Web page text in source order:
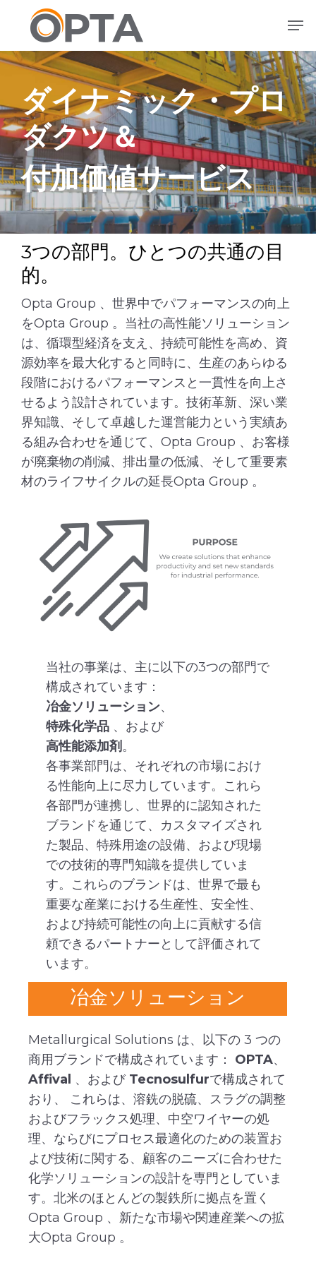
コ
ン
ツ
へ
ス
キ
ッ
プ
メニュー
ダイナミック・プロ
ダクツ＆
付加価値サービス
3つの部門。ひとつの共通の目
的。
Opta Group 、世界中でパフォーマンスの向上
をOpta Group 。当社の高性能ソリューション
は、循環型経済を支え、持続可能性を高め、資
源効率を最大化すると同時に、生産のあらゆる
段階におけるパフォーマンスと一貫性を向上さ
せるよう設計されています。技術革新、深い業
界知識、そして卓越した運営能力という実績あ
る組み合わせを通じて、Opta Group 、お客様
が廃棄物の削減、排出量の低減、そして重要素
材のライフサイクルの延長Opta Group 。
当社の事業は、主に以下の3つの部門で
構成されています：
冶金ソリューション、
特殊化学品 、および
高性能添加剤。
各事業部門は、それぞれの市場におけ
る性能向上に尽力しています。これら
各部門が連携し、世界的に認知された
ブランドを通じて、カスタマイズされ
た製品、特殊用途の設備、および現場
での技術的専門知識を提供していま
す。これらのブランドは、世界で最も
重要な産業における生産性、安全性、
および持続可能性の向上に貢献する信
頼できるパートナーとして評価されて
います。
冶金ソリューション
Metallurgical Solutions は、以下の 3 つの
商用ブランドで構成されています： OPTA、
Affival 、および Tecnosulfurで構成されて
おり、 これらは、溶銑の脱硫、スラグの調整
およびフラックス処理、中空ワイヤーの処
理、ならびにプロセス最適化のための装置お
よび技術に関する、顧客のニーズに合わせた
化学ソリューションの設計を専門としていま
す。北米のほとんどの製鉄所に拠点を置く
Opta Group 、新たな市場や関連産業への拡
大Opta Group 。